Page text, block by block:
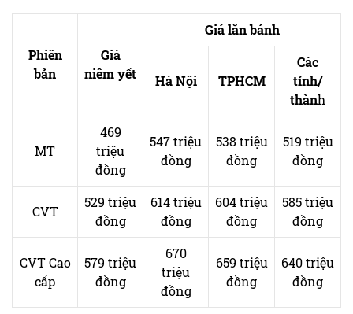
Phiên
bản
Giá
niêm yết
Giá lăn bánh
Hà Nội TPHCM
Các
tỉnh/
thành
MT
469
triệu
đồng
547 triệu
đồng
538 triệu
đồng
519 triệu
đồng
CVT
529 triệu
đồng
614 triệu
đồng
604 triệu
đồng
585 triệu
đồng
CVT Cao
cấp
579 triệu
đồng
670
triệu
đồng
659 triệu
đồng
640 triệu
đồng